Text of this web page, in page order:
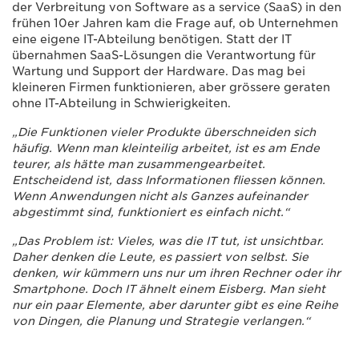
der Verbreitung von Software as a service (SaaS) in den
frühen 10er Jahren kam die Frage auf, ob Unternehmen
eine eigene IT-Abteilung benötigen. Statt der IT
übernahmen SaaS-Lösungen die Verantwortung für
Wartung und Support der Hardware. Das mag bei
kleineren Firmen funktionieren, aber grössere geraten
ohne IT-Abteilung in Schwierigkeiten.
„Die Funktionen vieler Produkte überschneiden sich
häufig. Wenn man kleinteilig arbeitet, ist es am Ende
teurer, als hätte man zusammengearbeitet.
Entscheidend ist, dass Informationen fliessen können.
Wenn Anwendungen nicht als Ganzes aufeinander
abgestimmt sind, funktioniert es einfach nicht.“
„Das Problem ist: Vieles, was die IT tut, ist unsichtbar.
Daher denken die Leute, es passiert von selbst. Sie
denken, wir kümmern uns nur um ihren Rechner oder ihr
Smartphone. Doch IT ähnelt einem Eisberg. Man sieht
nur ein paar Elemente, aber darunter gibt es eine Reihe
von Dingen, die Planung und Strategie verlangen.“